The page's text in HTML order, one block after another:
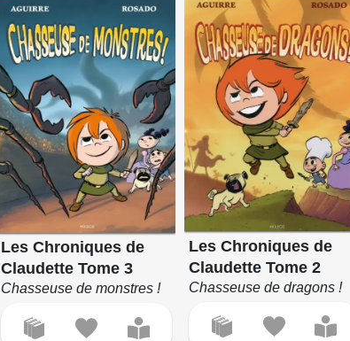
Les Chroniques de
Claudette Tome 3
Chasseuse de monstres !
Les Chroniques de
Claudette Tome 2
Chasseuse de dragons !